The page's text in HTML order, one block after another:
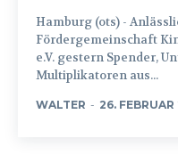
Hamburg (ots) - Anlässlich ihres 50. Jubiläums lud die
Fördergemeinschaft
e.V. gestern Spender,
Multiplikatoren aus...
WALTER - 26.